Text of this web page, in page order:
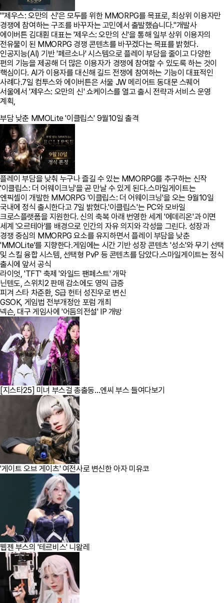
"'제우스: 오만의 신'은 모두를 위한 MMORPG를 목표로, 최상위 이용자만
경쟁에 참여하는 구조를 바꾸자는 고민에서 출발했습니다."개발사
에이버튼 김대훤 대표는 '제우스: 오만의 신'을 통해 일부 상위 이용자의
전유물이 된 MMORPG 경쟁 콘텐츠를 바꾸겠다는 목표를 밝혔다.
인공지능(AI) 기반 '페르소나' 시스템으로 플레이 부담을 줄이고 다양한
편의 기능을 제공해 더 많은 이용자가 경쟁에 참여할 수 있도록 하는 것이
핵심이다. AI가 이용자를 대신해 길드 전쟁에 참여하는 기능이 대표적인
사례다.7일 컴투스와 에이버튼은 서울 JW 메리어트 동대문 스퀘어
서울에서 '제우스: 오만의 신' 쇼케이스를 열고 출시 전략과 서비스 운영
계획,
부담 낮춘 MMOLite '이클립스' 9월10일 출격
플레이 부담을 낮춰 누구나 즐길 수 있는 MMORPG를 추구하는 신작
'이클립스: 더 어웨이크닝'을 곧 만날 수 있게 된다.스마일게이트는
엔픽셀이 개발한 MMORPG '이클립스: 더 어웨이크닝'을 오는 9월10일
국내에 정식 출시한다고 7일 밝혔다.'이클립스'는 PC와 모바일
크로스플랫폼을 지원한다. 신의 축복 아래 번영한 세계 '에데리온'과 이면
세계 '오르테아'를 배경으로 인간의 자유 의지와 각성을 그린다. 성장과
경쟁 중심의 MMORPG 요소를 유지하면서 플레이 부담을 낮춘
'MMOLite'를 지향한다.게임에는 시간 기반 성장 콘텐츠 '성소'와 무기 선택
및 스킬 융합 시스템, 선택형 PvP 등 콘텐츠를 담았다.스마일게이트는 정식
출시에 앞서 공식
라이엇, 'TFT' 축제 '와일드 팬페스트' 개막
닌텐도, 스위치2 판매 감소에도 영익 급증
피겨 스타 차준환, S급 헌터 성진우로 변신
GSOK, 게임법 전부개정안 포럼 개최
넥슨, 대구 게임사에 '어둠의전설' IP 개방
[지스타25] 미녀 부스걸 총출동…엔씨 부스 들여다보기
'게이트 오브 게이츠' 여전사로 변신한 아자 미유코
웹젠 부스의 '테르비스' 니왈레